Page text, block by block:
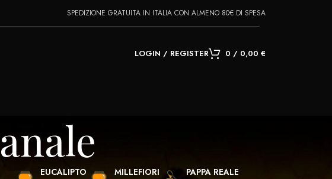
SPEDIZIONE GRATUITA IN ITALIA CON ALMENO 80€ DI SPESA
LOGIN / REGISTER 0 / 0,00 €
EUCALIPTO
MILLEFIORI
PAPPA REALE